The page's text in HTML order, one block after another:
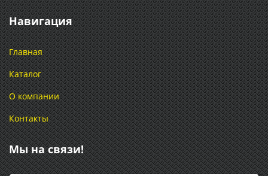
Навигация
Главная
Каталог
О компании
Контакты
Мы на связи!